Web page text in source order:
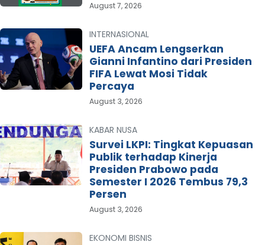
August 7, 2026
INTERNASIONAL
UEFA Ancam Lengserkan
Gianni Infantino dari Presiden
FIFA Lewat Mosi Tidak
Percaya
August 3, 2026
KABAR NUSA
Survei LKPI: Tingkat Kepuasan
Publik terhadap Kinerja
Presiden Prabowo pada
Semester I 2026 Tembus 79,3
Persen
August 3, 2026
EKONOMI BISNIS